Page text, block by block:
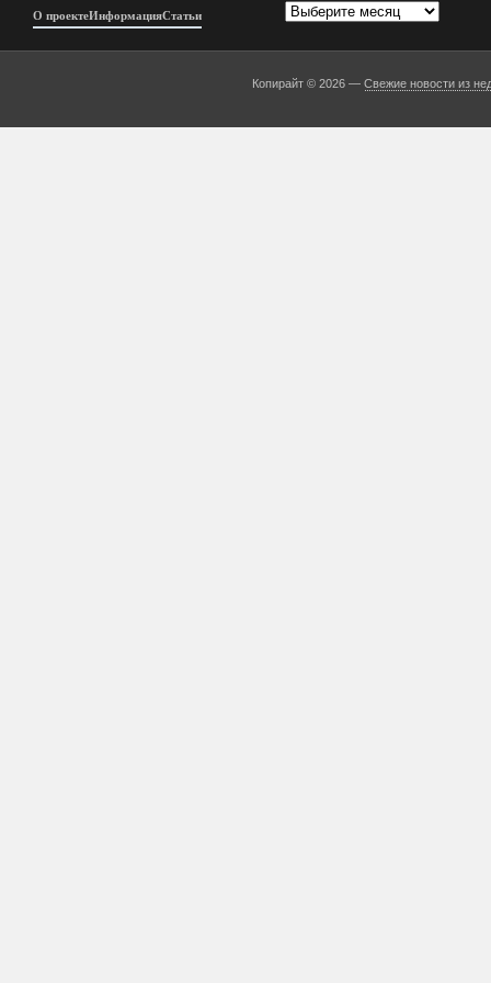
О проектеИнформацияСтатьи Архивы
Копирайт © 2026 —Свежие новости из